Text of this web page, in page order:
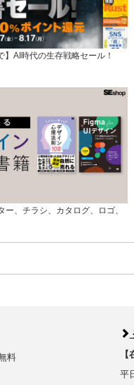
】AI時代の生存戦略セール！
ー、チラシ、カタログ、ロゴ、
料
平